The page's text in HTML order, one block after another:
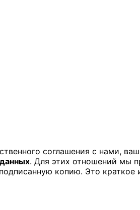
соглашения с нами,
. Для этих отношений мы
копию. Это